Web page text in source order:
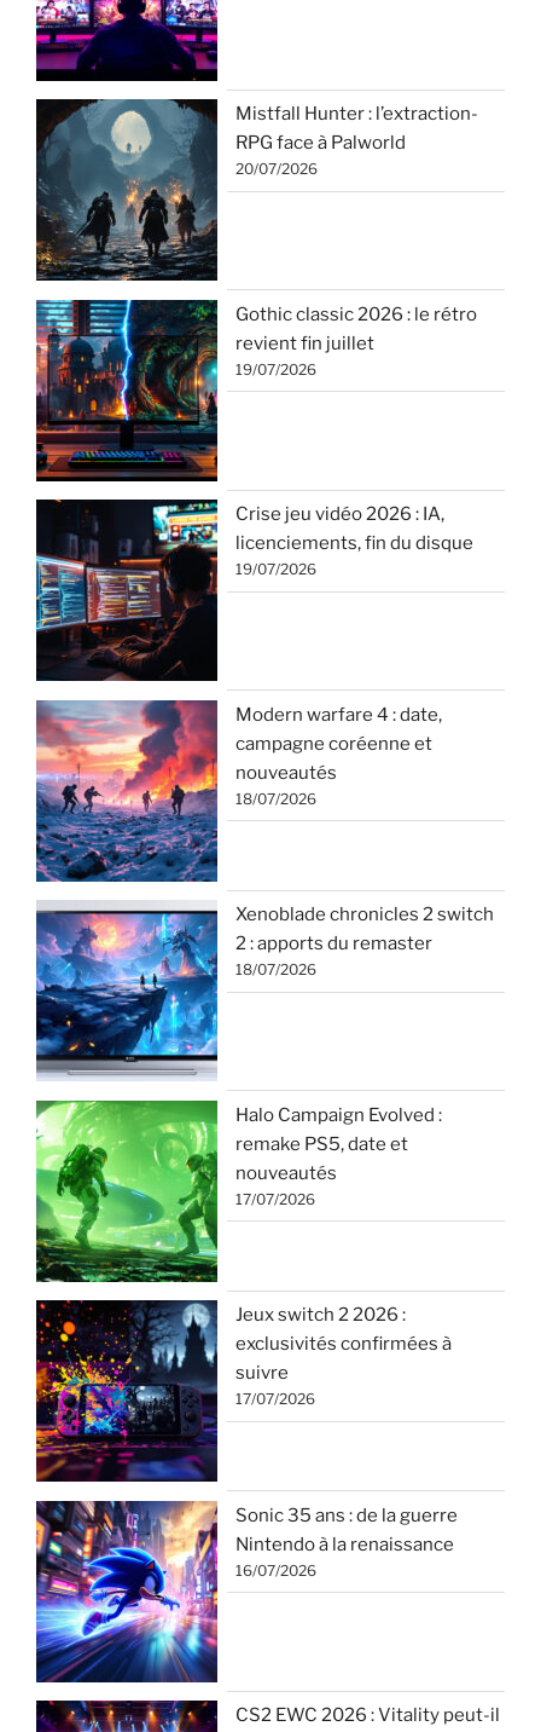
Mistfall Hunter : l’extraction-
RPG face à Palworld
20/07/2026
Gothic classic 2026 : le rétro
revient fin juillet
19/07/2026
Crise jeu vidéo 2026 : IA,
licenciements, fin du disque
19/07/2026
Modern warfare 4 : date,
campagne coréenne et
nouveautés
18/07/2026
Xenoblade chronicles 2 switch
2 : apports du remaster
18/07/2026
Halo Campaign Evolved :
remake PS5, date et
nouveautés
17/07/2026
Jeux switch 2 2026 :
exclusivités confirmées à
suivre
17/07/2026
Sonic 35 ans : de la guerre
Nintendo à la renaissance
16/07/2026
CS2 EWC 2026 : Vitality peut-il